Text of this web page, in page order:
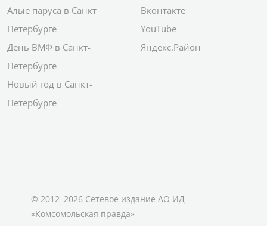
Алые паруса в Санкт
Петербурге
День ВМФ в Санкт-
Петербурге
Новый год в Санкт-
Петербурге
Вконтакте
YouTube
Яндекс.Район
© 2012–2026 Сетевое издание АО ИД
«Комсомольская правда»